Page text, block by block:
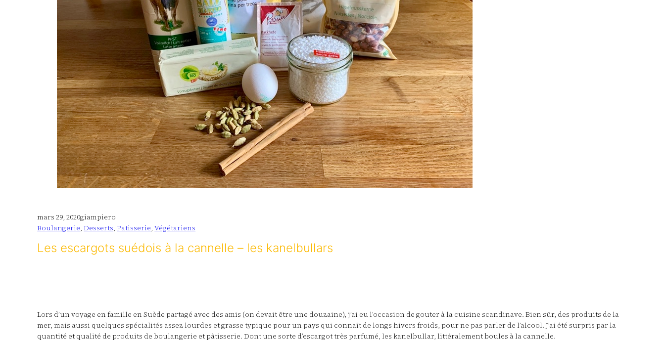
mars 29, 2020giampiero
Boulangerie, Desserts, Patisserie, Végétariens
Les escargots suédois à la cannelle – les kanelbullars
Lors d’un voyage en famille en Suède partagé avec des amis (on devait être une douzaine), j’ai eu l’occasion de gouter à la cuisine scandinave. Bien sûr, des produits de la
mer, mais aussi quelques spécialités assez lourdes et grasse typique pour un pays qui connaît de longs hivers froids, pour ne pas parler de l’alcool. J’ai été surpris par la
quantité et qualité de produits de boulangerie et pâtisserie. Dont une sorte d’escargot très parfumé, les kanelbullar, littéralement boules à la cannelle.